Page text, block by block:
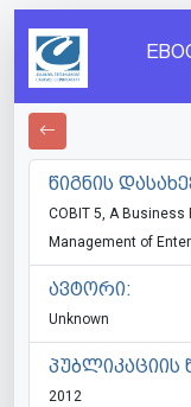
წიგნის
COBIT 5, A Business
Management of
ავტორი:
Unknown
პუბლიკაციის
2012